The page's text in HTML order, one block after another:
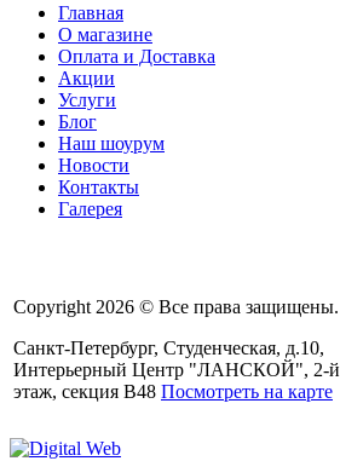
Главная
О магазине
Оплата и Доставка
Акции
Услуги
Блог
Наш шоурум
Новости
Контакты
Галерея
Copyright 2026 © Все права защищены.
Санкт-Петербург, Студенческая, д.10,
Интерьерный Центр "ЛАНСКОЙ", 2-й
этаж, секция В48 Посмотреть на карте